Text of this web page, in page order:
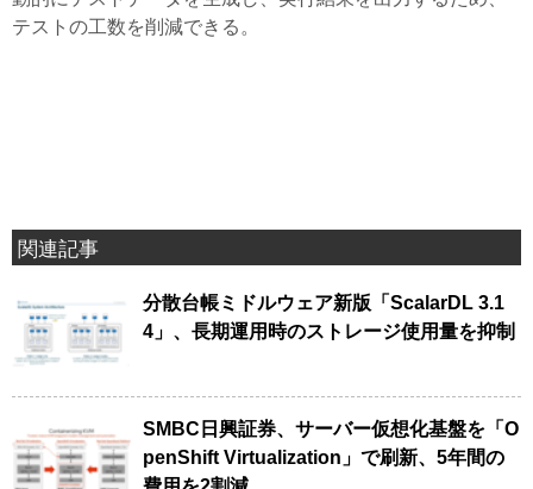
テストの工数を削減できる。
関連記事
分散台帳ミドルウェア新版「ScalarDL 3.1
4」、長期運用時のストレージ使用量を抑制
SMBC日興証券、サーバー仮想化基盤を「O
penShift Virtualization」で刷新、5年間の